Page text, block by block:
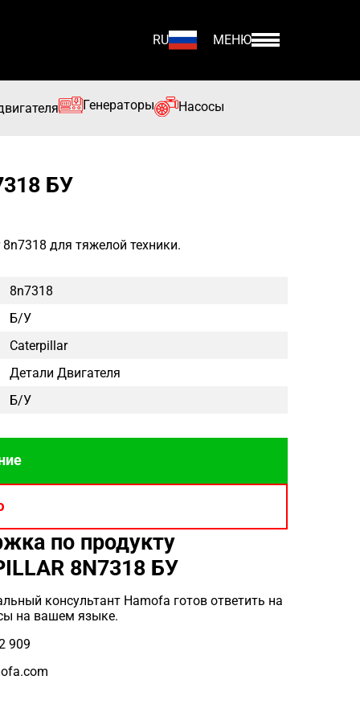
RU МЕНЮ
Генераторы Насосы
БУ
для тяжелой техники.
8n7318
Б/у
Caterpillar
Детали Двигателя
Б/у
по продукту
8N7318 БУ
консультант Hamofa готов ответить на
на вашем языке.
909